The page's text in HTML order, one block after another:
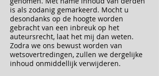
is als zodanig gemarkeerd. Mocht u
desondanks op de hoogte worden
gebracht van een inbreuk op het
auteursrecht, laat het mij dan weten.
Zodra we ons bewust worden van
wetsovertredingen, zullen we dergelijke
inhoud onmiddellijk verwijderen.